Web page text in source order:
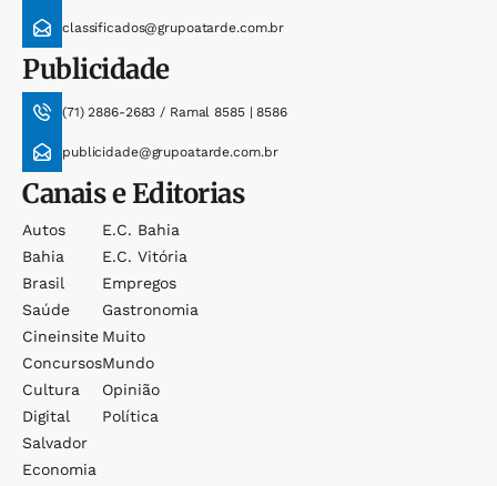
classificados@grupoatarde.com.br
Publicidade
(71) 2886-2683 / Ramal 8585 | 8586
publicidade@grupoatarde.com.br
Canais e Editorias
Autos
Bahia
Brasil
Saúde
Cineinsite
Concursos
Cultura
Digital
Salvador
Economia
E.c. Bahia
E.c. Vitória
Empregos
Gastronomia
Muito
Mundo
Opinião
Política